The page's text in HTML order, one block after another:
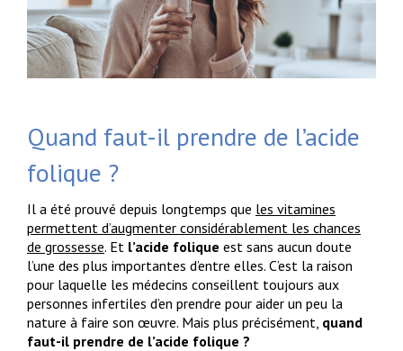
Quand faut-il prendre de l’acide
folique ?
Il a été prouvé depuis longtemps que les vitamines
permettent d’augmenter considérablement les chances
de grossesse. Et l’acide folique est sans aucun doute
l’une des plus importantes d’entre elles. C’est la raison
pour laquelle les médecins conseillent toujours aux
personnes infertiles d’en prendre pour aider un peu la
nature à faire son œuvre. Mais plus précisément, quand
faut-il prendre de l’acide folique ?